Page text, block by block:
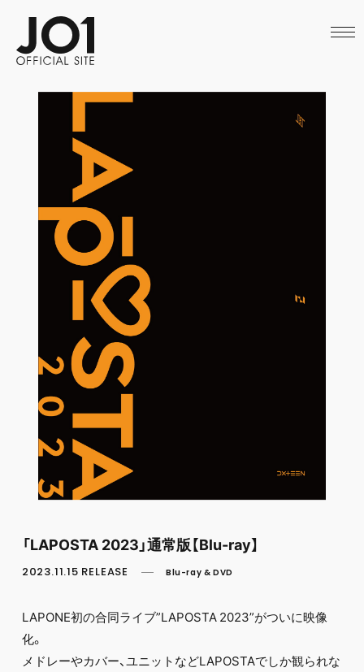
SCHEDULE
DISCOGRAPHY
OFFICIAL STORE
LAPONE STORE
FC NEWS
WEB RADIO
MESSAGE
SPECIAL
JOIN LOGIN
「LAPOSTA 2023」通常版【Blu-ray】
2023.11.15 RELEASE Blu-ray & DVD
LAPONE初の合同ライブ”LAPOSTA 2023”がついに映像
化。
メドレーやカバー、ユニットなどLAPOSTAでしか観られな